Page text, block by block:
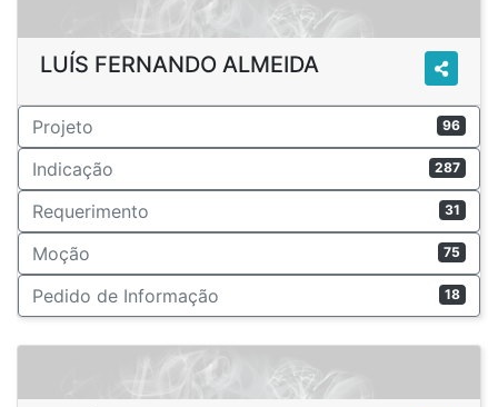
LUÍS FERNANDO ALMEIDA
Projeto 96
Indicação 287
Requerimento 31
Moção 75
Pedido de Informação 18